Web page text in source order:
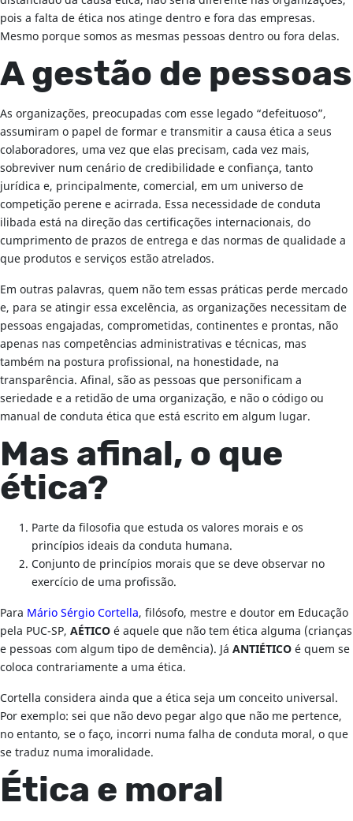
pois a falta de ética nos atinge dentro e fora das empresas.
Mesmo porque somos as mesmas pessoas dentro ou fora delas.
A gestão de pessoas
As organizações, preocupadas com esse legado “defeituoso”,
assumiram o papel de formar e transmitir a causa ética a seus
colaboradores, uma vez que elas precisam, cada vez mais,
sobreviver num cenário de credibilidade e confiança, tanto
jurídica e, principalmente, comercial, em um universo de
competição perene e acirrada. Essa necessidade de conduta
ilibada está na direção das certificações internacionais, do
cumprimento de prazos de entrega e das normas de qualidade a
que produtos e serviços estão atrelados.
Em outras palavras, quem não tem essas práticas perde mercado
e, para se atingir essa excelência, as organizações necessitam de
pessoas engajadas, comprometidas, continentes e prontas, não
apenas nas competências administrativas e técnicas, mas
também na postura profissional, na honestidade, na
transparência. Afinal, são as pessoas que personificam a
seriedade e a retidão de uma organização, e não o código ou
manual de conduta ética que está escrito em algum lugar.
Mas afinal, o que
ética?
Parte da filosofia que estuda os valores morais e os
princípios ideais da conduta humana.
Conjunto de princípios morais que se deve observar no
exercício de uma profissão.
Para Mário Sérgio Cortella, filósofo, mestre e doutor em Educação
pela PUC-SP, AÉTICOé aquele que não tem ética alguma (crianças
e pessoas com algum tipo de demência). Já ANTIÉTICOé quem se
coloca contrariamente a uma ética.
Cortella considera ainda que a ética seja um conceito universal.
Por exemplo: sei que não devo pegar algo que não me pertence,
no entanto, se o faço, incorri numa falha de conduta moral, o que
se traduz numa imoralidade.
Ética e moral